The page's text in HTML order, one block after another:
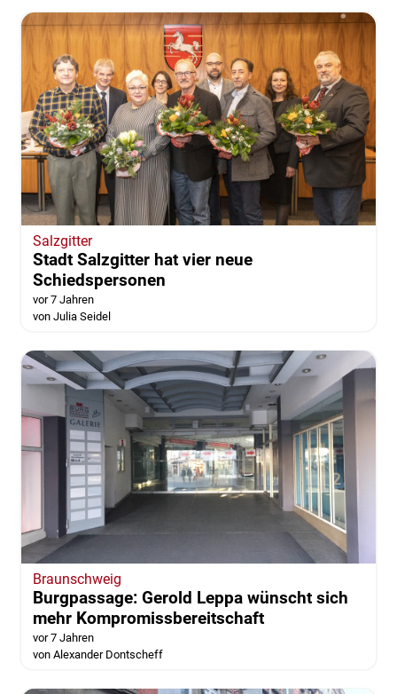
Salzgitter
Stadt Salzgitter hat vier neue
Schiedspersonen
vor 7 Jahren
von Julia Seidel
Braunschweig
Burgpassage: Gerold Leppa wünscht sich
mehr Kompromissbereitschaft
vor 7 Jahren
von Alexander Dontscheff